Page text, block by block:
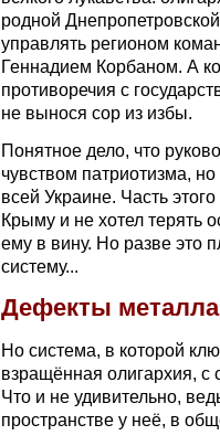
родной
управлять регионом
Геннадием Корбаном. А
противоречия с
не вынося сор из избы.
Понятное дело, что
чувством патриотизма,
всей Украине. Часть
Крыму и не хотел терять
ему в вину. Но разве это
систему...
Дефекты металла
Но система, в которой
взращённая олигархия, с
Что и не удивительно,
пространстве у неё, в